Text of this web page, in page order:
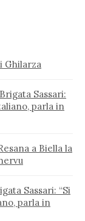
Ghilarza
Sassari:
parla in
a Biella la
Sassari: “Si
parla in